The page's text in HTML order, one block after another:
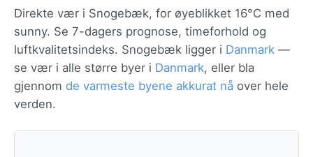
Direkte vær i Snogebæk, for øyeblikket 16°C med
sunny. Se 7-dagers prognose, timeforhold og
luftkvalitetsindeks. Snogebæk ligger i Danmark —
se vær i alle større byer i Danmark, eller bla
gjennom de varmeste byene akkurat nå over hele
verden.